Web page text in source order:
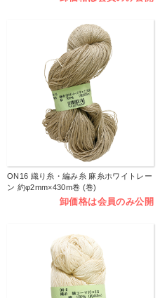
ON16 織り糸・編み糸 麻糸ホワイトレー
ン 約φ2mm×430m巻 (巻)
卸価格は会員のみ公開